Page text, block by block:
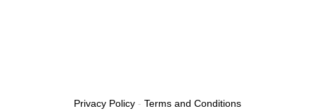
Privacy Policy - Terms and Conditions